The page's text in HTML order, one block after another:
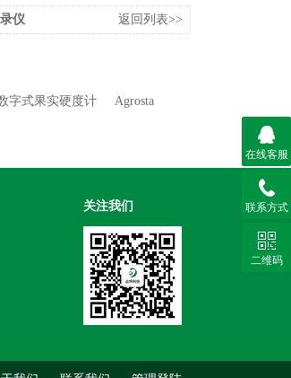
仪 返回列表>>
字式果实硬度计
Agrosta
关注我们
在线客服
联系方式
二维码